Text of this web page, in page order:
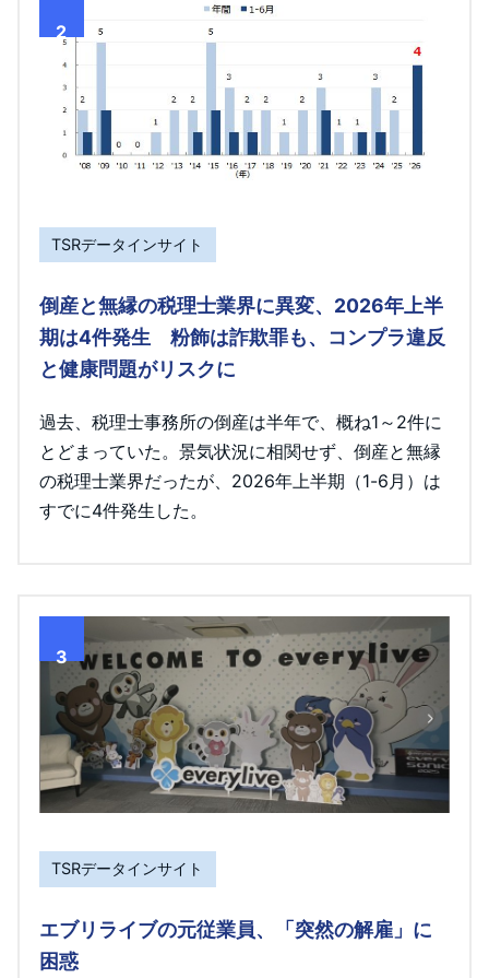
2
TSRデータインサイト
倒産と無縁の税理士業界に異変、2026年上半
期は4件発生 粉飾は詐欺罪も、コンプラ違反
と健康問題がリスクに
過去、税理士事務所の倒産は半年で、概ね1～2件に
とどまっていた。景気状況に相関せず、倒産と無縁
の税理士業界だったが、2026年上半期（1-6月）は
すでに4件発生した。
3
TSRデータインサイト
エブリライブの元従業員、「突然の解雇」に
困惑